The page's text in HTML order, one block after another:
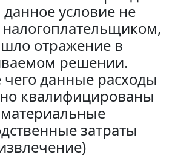
условие не
отражение в
решении.
чего данные расходы
квалифицированы
затраты